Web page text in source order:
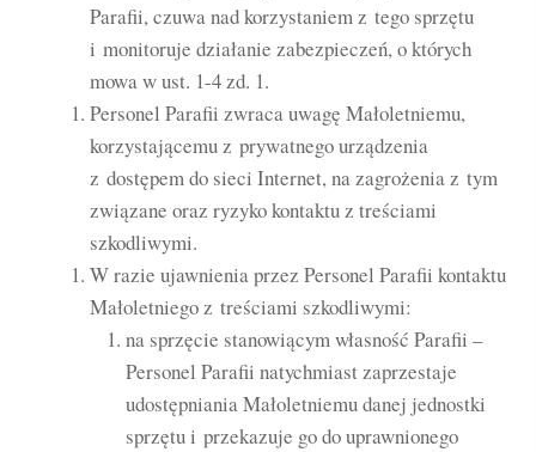
Parafii, czuwa nad korzystaniem z tego sprzętu
i monitoruje działanie zabezpieczeń, o których
mowa w ust. 1-4 zd. 1.
Personel Parafii zwraca uwagę Małoletniemu,
korzystającemu z prywatnego urządzenia
z dostępem do sieci Internet, na zagrożenia z tym
związane oraz ryzyko kontaktu z treściami
szkodliwymi.
W razie ujawnienia przez Personel Parafii kontaktu
Małoletniego z treściami szkodliwymi:
na sprzęcie stanowiącym własność Parafii –
Personel Parafii natychmiast zaprzestaje
udostępniania Małoletniemu danej jednostki
sprzętu i przekazuje go do uprawnionego